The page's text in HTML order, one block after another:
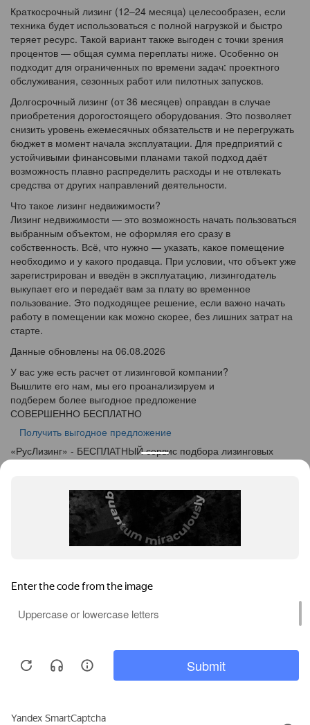
Краткосрочный лизинг (12–24 месяца) целесообразен, если
техника будет использоваться с полной нагрузкой и быстро
теряет ресурс. Такой вариант также выгоден с точки зрения
процентов — общая сумма переплаты ниже. Особенно он
подходит для ограниченных по времени задач: проектного
обслуживания, сезонных работ или пилотных запусков.
Долгосрочный лизинг (от 36 месяцев) оправдан в случае
приобретения дорогостоящего оборудования. Это позволяет
снизить уровень ежемесячных обязательств и не перегружать
бюджет в момент начала эксплуатации. Для предприятий с
устойчивыми финансовыми планами такой подход даёт
возможность плавно распределить расходы и не отвлекать
средства от других направлений деятельности.
Что такое лизинг недвижимости?
Лизинг недвижимости — это возможность начать пользоваться
выбранным объектом, не оформляя его сразу в
собственность. Всё, что нужно — указать, какое помещение
необходимо и у какого продавца. При условии, что объект уже
зарегистрирован и введён в эксплуатацию, лизингодатель
выкупает его и передаёт вам за плату во временное
пользование. Это подходящее решение, если важно начать
работу в помещении как можно скорее, без лишних затрат на
старте.
Данные обновлены на 06.08.2026
У вас уже есть расчет от лизинговой компании?
Вышлите его нам, мы его проанализируем и
подберем более выгодное предложение
СОВЕРШЕННО БЕСПЛАТНО
Получить выгодное предложение
«РусЛизинг» - БЕСПЛАТНЫЙ сервис подбора лизинговых
программ
+7 (495) 103-49-76
450019, Республика Башкортостан, г. Уфа, ул. Рижская, дом
Калькулятор
Кейсы Клиентам
О компании
Контакты
Политика конфиденциальности